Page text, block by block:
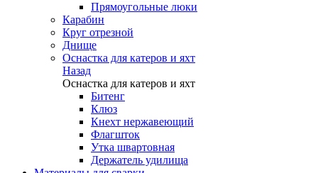
Прямоугольные люки
Карабин
Круг отрезной
Днище
Оснастка для катеров и яхт
Назад
Оснастка для катеров и яхт
Битенг
Клюз
Кнехт нержавеющий
Флагшток
Утка швартовная
Держатель удилища